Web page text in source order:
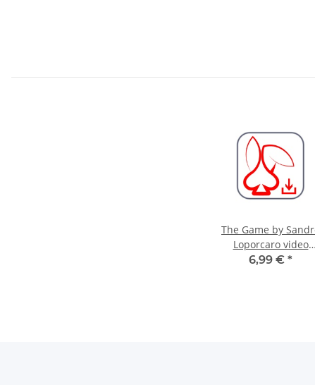
The Game by
Loporcaro video
DOWNLOAD
6,99 € *